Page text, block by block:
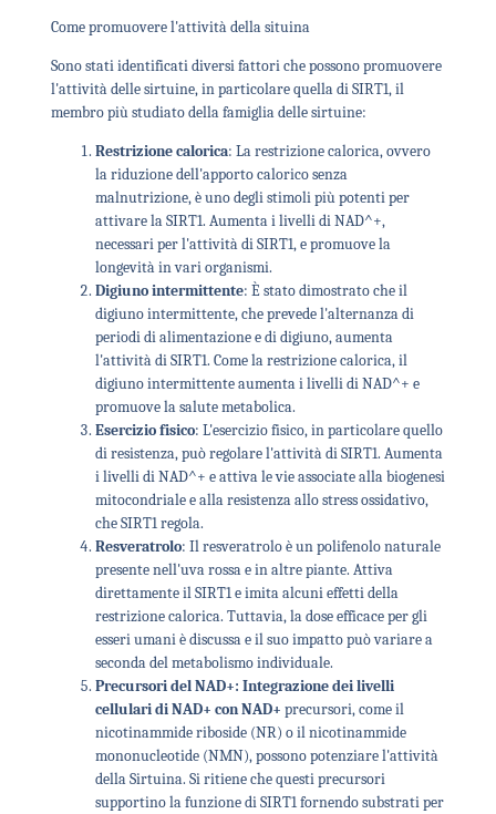
Come promuovere l'attività della situina
Sono stati identificati diversi fattori che possono promuovere
l'attività delle sirtuine, in particolare quella di SIRT1, il
membro più studiato della famiglia delle sirtuine:
Restrizione calorica: La restrizione calorica, ovvero
la riduzione dell'apporto calorico senza
malnutrizione, è uno degli stimoli più potenti per
attivare la SIRT1. Aumenta i livelli di NAD^+,
necessari per l'attività di SIRT1, e promuove la
longevità in vari organismi.
Digiuno intermittente: È stato dimostrato che il
digiuno intermittente, che prevede l'alternanza di
periodi di alimentazione e di digiuno, aumenta
l'attività di SIRT1. Come la restrizione calorica, il
digiuno intermittente aumenta i livelli di NAD^+ e
promuove la salute metabolica.
Esercizio fisico: L'esercizio fisico, in particolare quello
di resistenza, può regolare l'attività di SIRT1. Aumenta
i livelli di NAD^+ e attiva le vie associate alla biogenesi
mitocondriale e alla resistenza allo stress ossidativo,
che SIRT1 regola.
Resveratrolo: Il resveratrolo è un polifenolo naturale
presente nell'uva rossa e in altre piante. Attiva
direttamente il SIRT1 e imita alcuni effetti della
restrizione calorica. Tuttavia, la dose efficace per gli
esseri umani è discussa e il suo impatto può variare a
seconda del metabolismo individuale.
Precursori del NAD+: Integrazione dei livelli
cellulari di NAD+ con NAD+ precursori, come il
nicotinammide riboside (NR) o il nicotinammide
mononucleotide (NMN), possono potenziare l'attività
della Sirtuina. Si ritiene che questi precursori
supportino la funzione di SIRT1 fornendo substrati per